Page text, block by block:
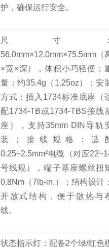
护，确保运行安全。
尺寸
56.0mm×12.0mm×75.5mm（
×宽×深），体积小巧轻便；
量：约35.4g（1.25oz）；安
方式：插入1734标准底座（
配1734-TB或1734-TBS接线
座），支持35mm DIN导轨
装；接线规格：适
0.25~2.5mm²电缆（对应
号线规），端子基座螺丝扭
0.8Nm（7lb-in.）；结构设计
开放式结构，便于散热与
线。
状态指示灯：配备2个绿/红色